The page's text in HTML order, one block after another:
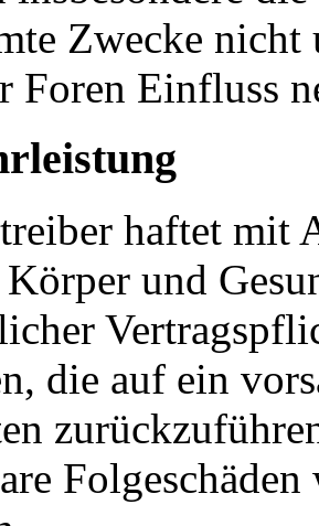
Zwecke nicht
Foren Einfluss
haftet mit
und
die auf ein
Folgeschäden